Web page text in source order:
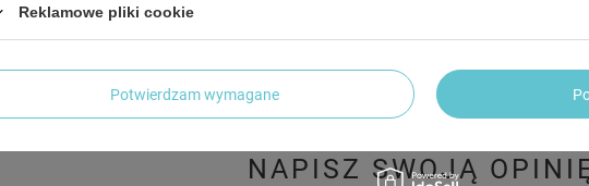
Potrzebujesz pomocy? Masz pytania?
Zadaj pytanie a my odpowiemy niezwłocznie, najciekawsze pytania i odpowiedzi
NAPISZ SWOJĄ
Reklamowe pliki cookie
Potwierdzam wymagane